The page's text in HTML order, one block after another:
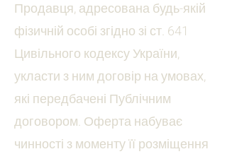
Продавця, адресована будь-якій
фізичній особі згідно зі ст. 641
Цивільного кодексу України,
укласти з ним договір на умовах,
які передбачені Публічним
договором. Оферта набуває
чинності з моменту її розміщення